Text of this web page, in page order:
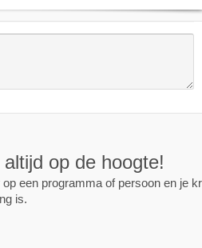
en je krijgt een mailtje als er een